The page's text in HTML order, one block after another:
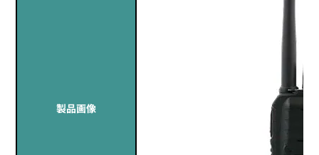
製品画像